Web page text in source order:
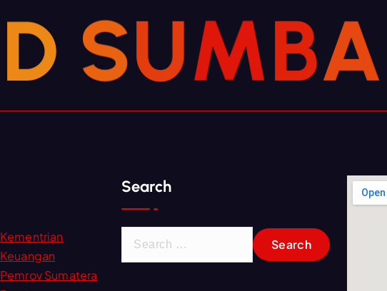
D SUMBA
Kementrian
Keuangan
Pemrov Sumatera
Search